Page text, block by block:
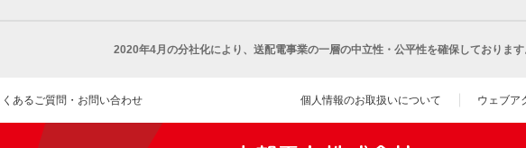
2020年4月の分社化により、 送配電事業の一層の中立性・公平性を確保しております
くあるご質問・お問い合わせ 個人情報のお取扱いについて ウェブア